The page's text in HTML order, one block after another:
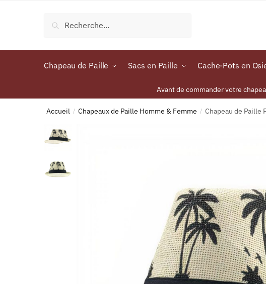
Recherche
Chapeau de Paille Sacs en Paille Cache-Pots en
Avant de commander votre
Accueil / Chapeaux de Paille Homme & Femme / Chapeau de Paille